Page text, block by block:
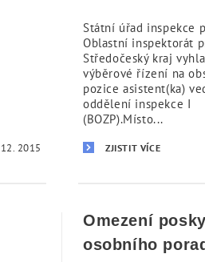
2015
Státní úřad inspekce
Oblastní inspektorát
Středočeský kraj
výběrové řízení na
pozice asistent(ka)
oddělení inspekce I
(BOZP).Místo...
ZJISTIT VÍCE
Omezení
osobního